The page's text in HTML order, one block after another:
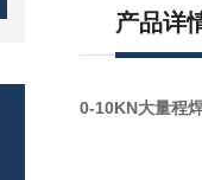
产品详
0-10KN大量程